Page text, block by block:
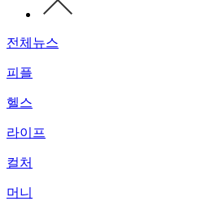
전체뉴스
피플
헬스
라이프
컬처
머니